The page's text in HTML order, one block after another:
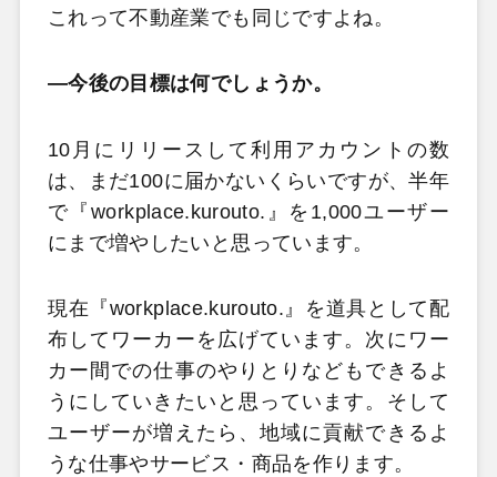
これって不動産業でも同じですよね。
―今後の目標は何でしょうか。
10月にリリースして利用アカウントの数
は、まだ100に届かないくらいですが、半年
で『workplace.kurouto.』を1,000ユーザー
にまで増やしたいと思っています。
現在『workplace.kurouto.』を道具として配
布してワーカーを広げています。次にワー
カー間での仕事のやりとりなどもできるよ
うにしていきたいと思っています。そして
ユーザーが増えたら、地域に貢献できるよ
うな仕事やサービス・商品を作ります。